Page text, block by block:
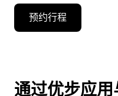
预约行程
通过优步应